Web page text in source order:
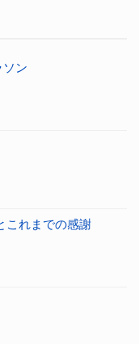
ソン
これまでの感謝